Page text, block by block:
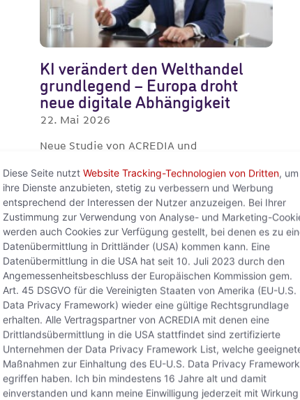
KI verändert den Welthandel
grundlegend – Europa droht
neue digitale Abhängigkeit
22. Mai 2026
Neue Studie von ACREDIA und
verschiebt Macht, Infrastruktur und
Wertschöpfung Wien, 22. Mai 2026 –
Künstliche Intelligenz entwickelt sich
rasant zu
Weiterlesen »
Diese Seite nutzt Website Tracking-Technologien von Dritten, um
ihre Dienste anzubieten, stetig zu verbessern und Werbung
entsprechend der Interessen der Nutzer anzuzeigen. Bei Ihrer
Zustimmung zur Verwendung von Analyse- und Marketing-
werden auch Cookies zur Verfügung gestellt, bei denen es zu
Datenübermittlung in Drittländer (USA) kommen kann. Eine
Datenübermittlung in die USA hat seit 10. Juli 2023 durch den
Angemessenheitsbeschluss der Europäischen Kommission gem.
Art. 45 DSGVO für die Vereinigten Staaten von Amerika (EU-U.S.
Data Privacy Framework) wieder eine gültige Rechtsgrundlage
erhalten. Alle Vertragspartner von ACREDIA mit denen eine
Drittlandsübermittlung in die USA stattfindet sind zertifizierte
Unternehmen der Data Privacy Framework List, welche
Maßnahmen zur Einhaltung des EU-U.S. Data Privacy Framework
egriffen haben. Ich bin mindestens 16 Jahre alt und damit
einverstanden und kann meine Einwilligung jederzeit mit Wirkung